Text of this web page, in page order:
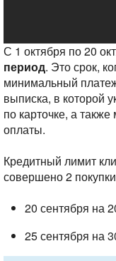
С 1 октября по 20
период. Это срок,
минимальный
выписка, в которой
по карточке, а
оплаты.
Кредитный лимит
совершено 2
20 сентября на
25 сентября на